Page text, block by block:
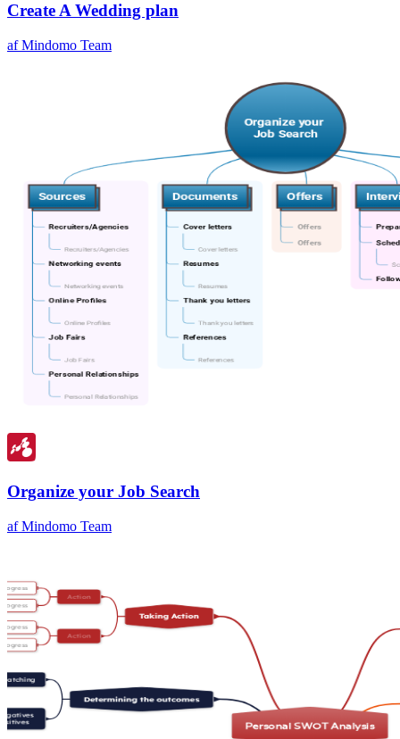
Create A Wedding plan
af Mindomo Team
Organize your Job Search
af Mindomo Team